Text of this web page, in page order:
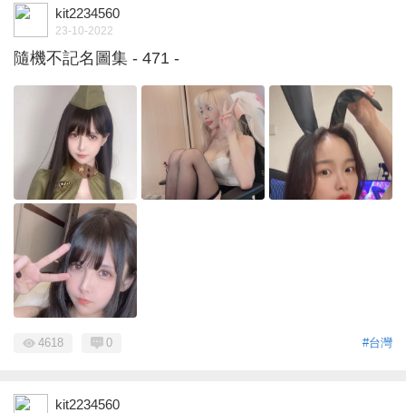
kit2234560
23-10-2022
隨機不記名圖集 - 471 -
#台灣
4618 0
kit2234560